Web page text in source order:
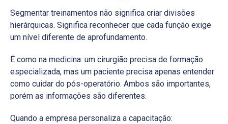
Segmentar treinamentos não significa criar divisões
hierárquicas. Significa reconhecer que cada função exige
um nível diferente de aprofundamento.
É como na medicina: um cirurgião precisa de formação
especializada, mas um paciente precisa apenas entender
como cuidar do pós-operatório. Ambos são importantes,
porém as informações são diferentes.
Quando a empresa personaliza a capacitação: